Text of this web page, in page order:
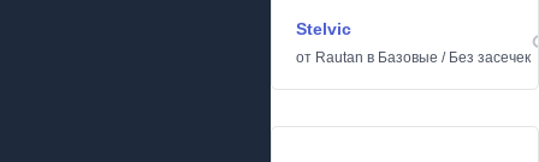
Stelvic
от Rautan в Базовые / Без засечек